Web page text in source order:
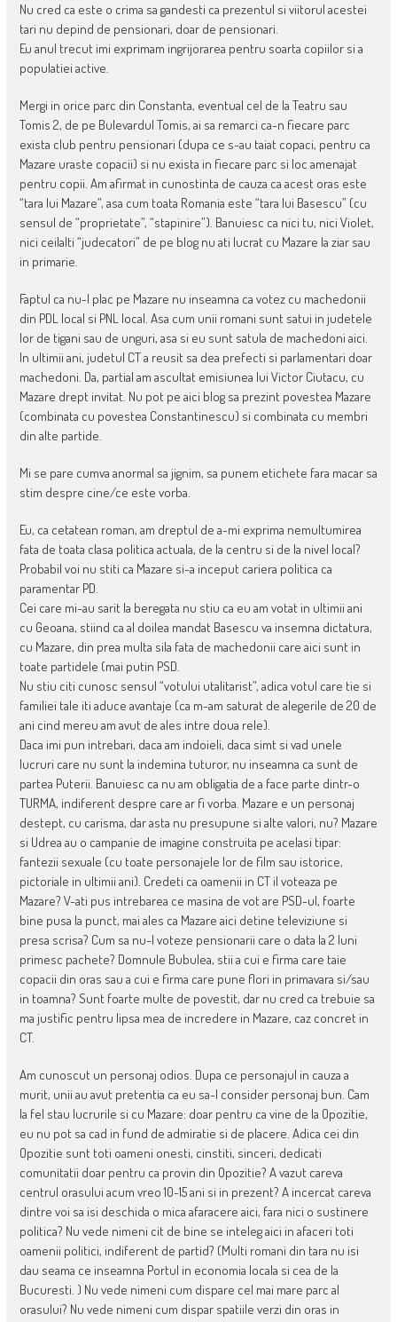
Nu cred ca este o crima sa gandesti ca prezentul si viitorul acestei
tari nu depind de pensionari, doar de pensionari.
Eu anul trecut imi exprimam ingrijorarea pentru soarta copiilor si a
populatiei active.
Mergi in orice parc din Constanta, eventual cel de la Teatru sau
Tomis 2, de pe Bulevardul Tomis, ai sa remarci ca-n fiecare parc
exista club pentru pensionari (dupa ce s-au taiat copaci, pentru ca
Mazare uraste copacii) si nu exista in fiecare parc si loc amenajat
pentru copii. Am afirmat in cunostinta de cauza ca acest oras este
“tara lui Mazare”, asa cum toata Romania este “tara lui Basescu” (cu
sensul de “proprietate”, “stapinire”). Banuiesc ca nici tu, nici Violet,
nici ceilalti “judecatori” de pe blog nu ati lucrat cu Mazare la ziar sau
in primarie.
Faptul ca nu-l plac pe Mazare nu inseamna ca votez cu machedonii
din PDL local si PNL local. Asa cum unii romani sunt satui in judetele
lor de tigani sau de unguri, asa si eu sunt satula de machedoni aici.
In ultimii ani, judetul CT a reusit sa dea prefecti si parlamentari doar
machedoni. Da, partial am ascultat emisiunea lui Victor Ciutacu, cu
Mazare drept invitat. Nu pot pe aici blog sa prezint povestea Mazare
(combinata cu povestea Constantinescu) si combinata cu membri
din alte partide.
Mi se pare cumva anormal sa jignim, sa punem etichete fara macar sa
stim despre cine/ce este vorba.
Eu, ca cetatean roman, am dreptul de a-mi exprima nemultumirea
fata de toata clasa politica actuala, de la centru si de la nivel local?
Probabil voi nu stiti ca Mazare si-a inceput cariera politica ca
paramentar PD.
Cei care mi-au sarit la beregata nu stiu ca eu am votat in ultimii ani
cu Geoana, stiind ca al doilea mandat Basescu va insemna dictatura,
cu Mazare, din prea multa sila fata de machedonii care aici sunt in
toate partidele (mai putin PSD.
Nu stiu citi cunosc sensul “votului utalitarist”, adica votul care tie si
familiei tale iti aduce avantaje (ca m-am saturat de alegerile de 20 de
ani cind mereu am avut de ales intre doua rele).
Daca imi pun intrebari, daca am indoieli, daca simt si vad unele
lucruri care nu sunt la indemina tuturor, nu inseamna ca sunt de
partea Puterii. Banuiesc ca nu am obligatia de a face parte dintr-o
TURMA, indiferent despre care ar fi vorba. Mazare e un personaj
destept, cu carisma, dar asta nu presupune si alte valori, nu? Mazare
si Udrea au o campanie de imagine construita pe acelasi tipar:
fantezii sexuale (cu toate personajele lor de film sau istorice,
pictoriale in ultimii ani). Credeti ca oamenii in CT il voteaza pe
Mazare? V-ati pus intrebarea ce masina de vot are PSD-ul, foarte
bine pusa la punct, mai ales ca Mazare aici detine televiziune si
presa scrisa? Cum sa nu-l voteze pensionarii care o data la 2 luni
primesc pachete? Domnule Bubulea, stii a cui e firma care taie
copacii din oras sau a cui e firma care pune flori in primavara si/sau
in toamna? Sunt foarte multe de povestit, dar nu cred ca trebuie sa
ma justific pentru lipsa mea de incredere in Mazare, caz concret in
CT.
Am cunoscut un personaj odios. Dupa ce personajul in cauza a
murit, unii au avut pretentia ca eu sa-l consider personaj bun. Cam
la fel stau lucrurile si cu Mazare: doar pentru ca vine de la Opozitie,
eu nu pot sa cad in fund de admiratie si de placere. Adica cei din
Opozitie sunt toti oameni onesti, cinstiti, sinceri, dedicati
comunitatii doar pentru ca provin din Opozitie? A vazut careva
centrul orasului acum vreo 10-15 ani si in prezent? A incercat careva
dintre voi sa isi deschida o mica afaracere aici, fara nici o sustinere
politica? Nu vede nimeni cit de bine se inteleg aici in afaceri toti
oamenii politici, indiferent de partid? (Multi romani din tara nu isi
dau seama ce inseamna Portul in economia locala si cea de la
Bucuresti. ) Nu vede nimeni cum dispare cel mai mare parc al
orasului? Nu vede nimeni cum dispar spatiile verzi din oras in